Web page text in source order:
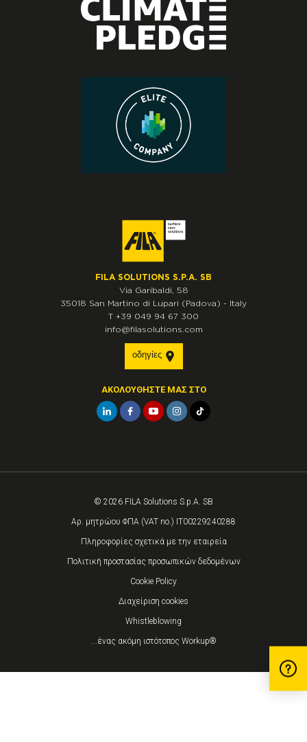
FILA SOLUTIONS S.P.A. SB
Via Garibaldi, 58
35018 San Martino di Lupari (Padova) - Italy
T +39 049 94 67 300
info@filasolutions.com
οδηγίες
ΑΚΟΛΟΥΘΉΣΤΕ ΜΑΣ ΣΤΟ
© 2026 FILA Solutions S.p.A. SB
Αρ. μητρώου ΦΠΑ (VAT no.) IT00229240288
Πληροφορίες σχετικά με την εταιρεία
Πολιτική προστασίας προσωπικών δεδομένων
Cookie Policy
Διαχείριση cookies
Whistleblowing
...ένας ακόμη ιστότοπος Workup®